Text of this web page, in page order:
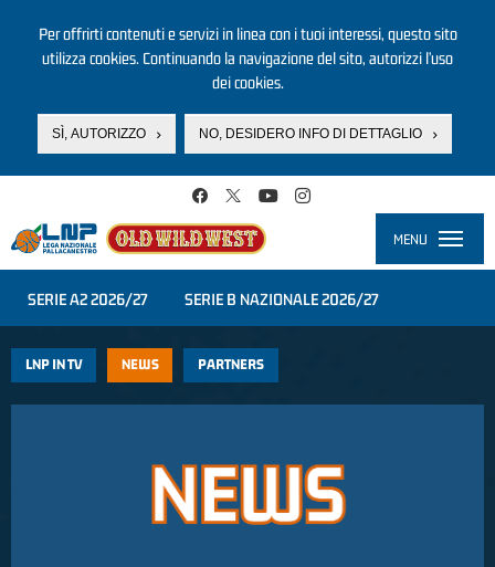
Per offrirti contenuti e servizi in linea con i tuoi interessi, questo sito
utilizza cookies. Continuando la navigazione del sito, autorizzi l’uso
dei cookies.
SÌ, AUTORIZZO NO, DESIDERO INFO DI DETTAGLIO
MENU
SERIE A2 2026/27 SERIE B NAZIONALE 2026/27
LNP IN TV NEWS PARTNERS